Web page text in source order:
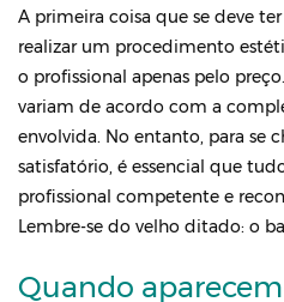
A primeira coisa que se deve
realizar um procedimento
o profissional apenas pelo
variam de acordo com a
envolvida. No entanto, para se
satisfatório, é essencial que
profissional competente e
Lembre-se do velho ditado: o
Quando